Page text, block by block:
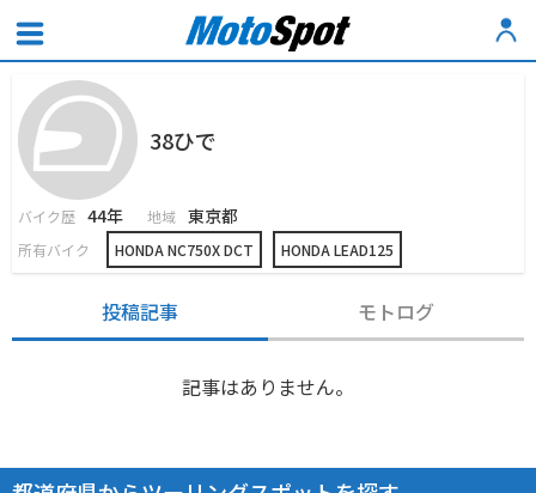
38ひで
バイク歴 44年 地域 東京都
所有バイク HONDA NC750X DCT HONDA LEAD125
投稿記事 モトログ
記事はありません。